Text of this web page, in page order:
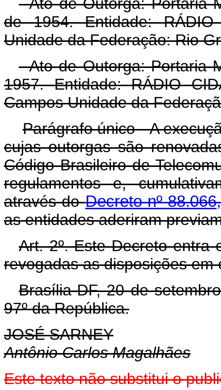
de 1954. Entidade:
Unidade da Federação: Rio
- Ato de Outorga: Portaria
1957. Entidade: RÁDIO
Campos Unidade da
Parágrafo único-A
cujas outorgas são
Código Brasileiro de
regulamentos e,
através doDecreto nº
as entidades aderiram
Art. 2º. Este Decreto entra
revogadas as disposições em
Brasília-DF, 20 de
97º da República.
JOSÉ SARNEY
Antônio Carlos Magalhães
Este texto não substitui o